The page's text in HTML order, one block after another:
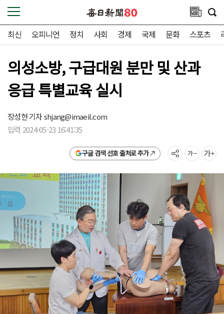
최신 오피니언 정치 사회 경제 국제 문화 스포츠
의성소방, 구급대원 분만 및 산과
응급 특별교육 실시
장성현 기자shjang@imaeil.com
입력 2024-05-23 16:41:35
구글 검색 선호 출처로 추가